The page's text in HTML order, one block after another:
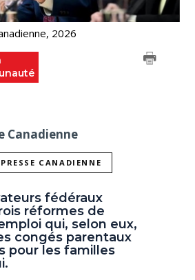
2026
Canadienne
CANADIENNE
fédéraux
réformes de
qui, selon eux,
congés parentaux
pour les familles